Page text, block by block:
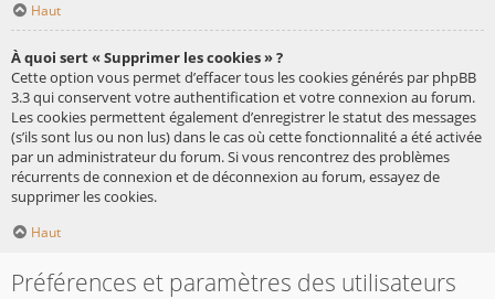
Haut
À quoi sert « Supprimer les cookies » ?
Cette option vous permet d’effacer tous les cookies générés par phpBB
3.3 qui conservent votre authentification et votre connexion au forum.
Les cookies permettent également d’enregistrer le statut des messages
(s’ils sont lus ou non lus) dans le cas où cette fonctionnalité a été activée
par un administrateur du forum. Si vous rencontrez des problèmes
récurrents de connexion et de déconnexion au forum, essayez de
supprimer les cookies.
Haut
Préférences et paramètres des utilisateurs